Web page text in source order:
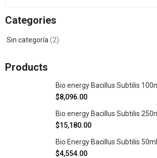
Categories
Sin categoría (2)
Products
Bio energy Bacillus Subtilis
$8,096.00
Bio energy Bacillus Subtilis
$15,180.00
Bio Energy Bacillus Subtilis 50ml
$4,554.00